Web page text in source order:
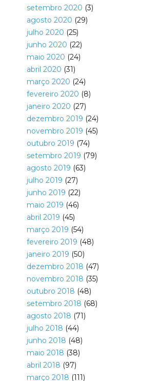
setembro 2020 (3)
agosto 2020 (29)
julho 2020 (25)
junho 2020 (22)
maio 2020 (24)
abril 2020 (31)
março 2020 (24)
fevereiro 2020 (8)
janeiro 2020 (27)
dezembro 2019 (24)
novembro 2019 (45)
outubro 2019 (74)
setembro 2019 (79)
agosto 2019 (63)
julho 2019 (27)
junho 2019 (22)
maio 2019 (46)
abril 2019 (45)
março 2019 (54)
fevereiro 2019 (48)
janeiro 2019 (50)
dezembro 2018 (47)
novembro 2018 (35)
outubro 2018 (48)
setembro 2018 (68)
agosto 2018 (71)
julho 2018 (44)
junho 2018 (48)
maio 2018 (38)
abril 2018 (97)
março 2018 (111)